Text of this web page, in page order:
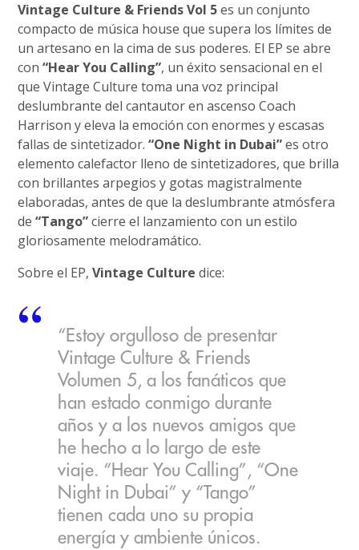
Vintage Culture & Friends Vol 5es un conjunto
compacto de música house que supera los límites de
un artesano en la cima de sus poderes. El EP se abre
con“Hear You Calling”, un éxito sensacional en el
que Vintage Culture toma una voz principal
deslumbrante del cantautor en ascenso Coach
Harrison y eleva la emoción con enormes y escasas
fallas de sintetizador.“One Night in Dubai”es otro
elemento calefactor lleno de sintetizadores, que brilla
con brillantes arpegios y gotas magistralmente
elaboradas, antes de que la deslumbrante atmósfera
de“Tango”cierre el lanzamiento con un estilo
gloriosamente melodramático.
Sobre el EP,Vintage Culture dice:
“Estoy orgulloso de presentar
Vintage Culture & Friends
Volumen 5, a los fanáticos que
han estado conmigo durante
años y a los nuevos amigos que
he hecho a lo largo de este
viaje. “Hear You Calling”, “One
Night in Dubai” y “Tango”
tienen cada uno su propia
energía y ambiente únicos.